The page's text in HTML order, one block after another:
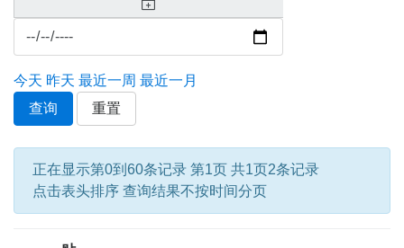
今天 昨天 最近一周 最近一月
查询
重置
正在显示第0到60条记录 第1页 共1页2条记录
点击表头排序 查询结果不按时间分页